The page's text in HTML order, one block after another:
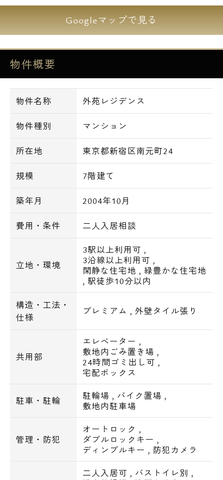
■宅配ボックス
■エレベーター
■ゴミ置き場
■グリル付システムキッチン
■食洗機
■オーブンレンジ
■浴室乾燥機
■追炊きバス
■床暖房
■独立洗面化粧台
■エアコン
■インターネット
■駐車場
月額：55,000円（税込）
■駐輪場
月額：220円（税込）
MARUSHO若葉店・・418m
マルエツプチ四谷二丁目店・・749m
ファミリーマート四谷若葉店・・378m
ニューデイズ信濃町・・451m
ミニストップ信濃町駅南口店・・460m
Googleマップで見る
物件概要
物件名称 外苑レジデンス
物件種別 マンション
所在地 東京都新宿区南元町24
規模 7階建て
築年月 2004年10月
費用・条件 二人入居相談
立地・環境
3駅以上利用可 ,
3沿線以上利用可 ,
閑静な住宅地 , 緑豊かな住宅地
, 駅徒歩10分以内
構造・工法・
仕様
プレミアム , 外壁タイル張り
共用部
エレベーター ,
敷地内ごみ置き場 ,
24時間ゴミ出し可 ,
宅配ボックス
駐車・駐輪 駐輪場 , バイク置場 ,
敷地内駐車場
管理・防犯
オートロック ,
ダブルロックキー ,
ディンプルキー , 防犯カメラ
二人入居可 , バストイレ別 ,
電話でお問い合わせ
0120-500-529
営業時間 10：00～18：00